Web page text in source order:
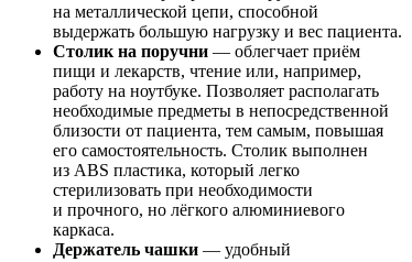
на металлической цепи, способной
выдержать большую нагрузку и вес пациента.
Столик на поручни — облегчает приём
пищи и лекарств, чтение или, например,
работу на ноутбуке. Позволяет располагать
необходимые предметы в непосредственной
близости от пациента, тем самым, повышая
его самостоятельность. Столик выполнен
из ABS пластика, который легко
стерилизовать при необходимости
и прочного, но лёгкого алюминиевого
каркаса.
Держатель чашки — удобный